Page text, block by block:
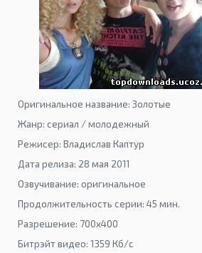
Оригинальное название: Золотые
Жанр: сериал / молодежный
Режисер: Владислав Каптур
Дата релиза: 28 мая 2011
Озвучивание: оригинальное
Продолжительность серии: 45 мин.
Разрешение: 700x400
Битрэйт видео: 1359 Кб/с